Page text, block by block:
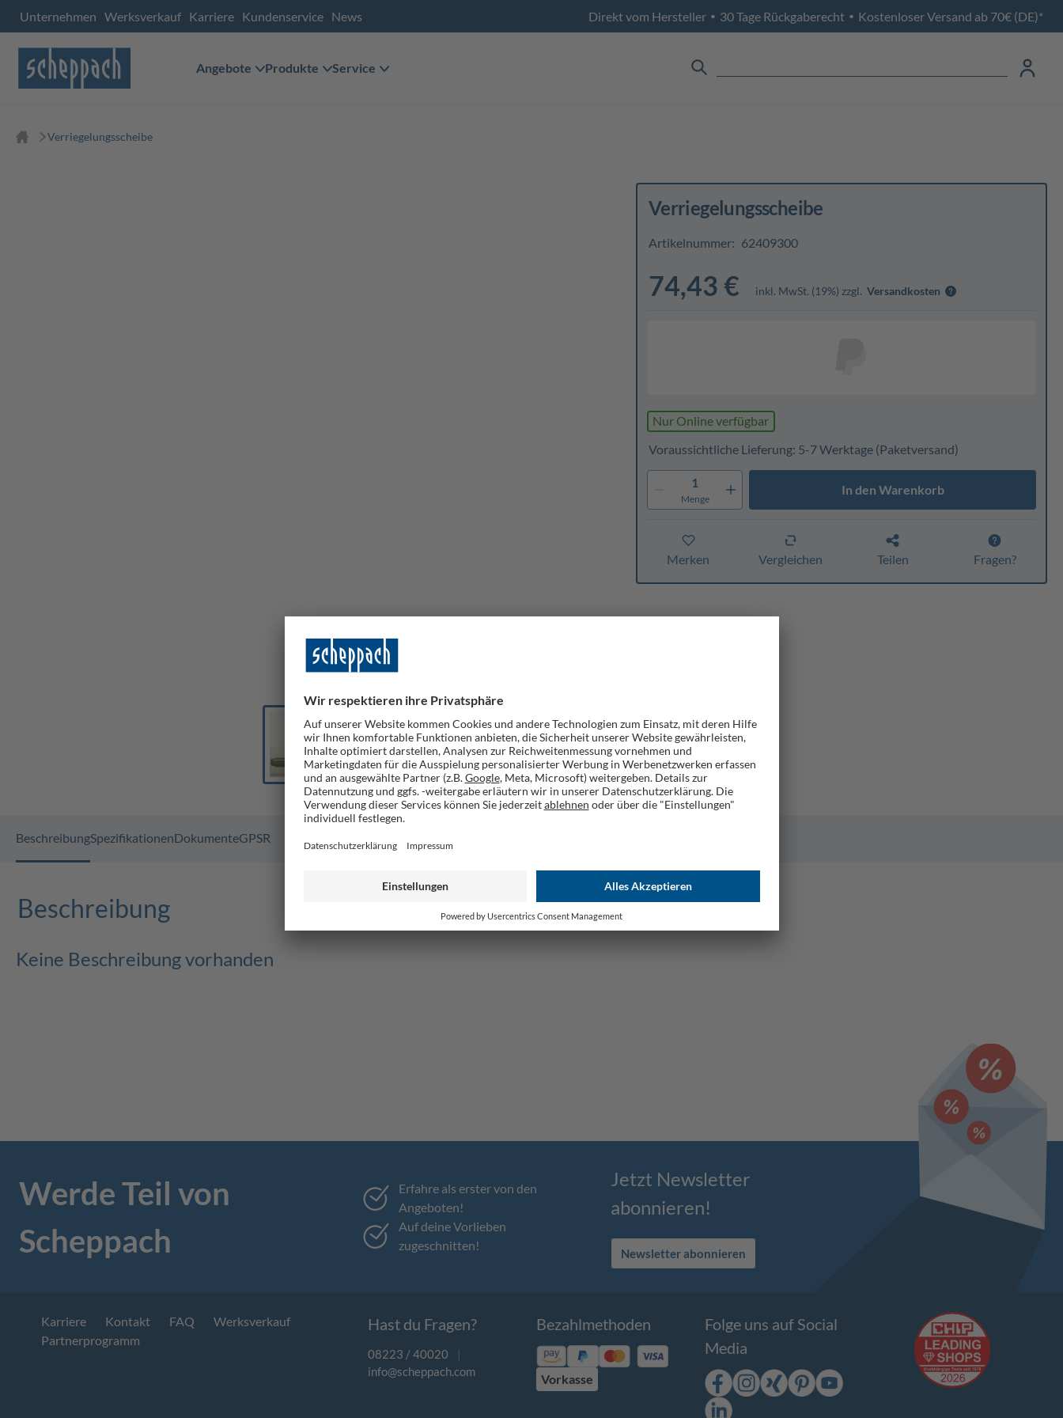
Unternehmen Werksverkauf Karriere Kundenservice News Direkt vom Hersteller • 30 Tage Rückgaberecht • Kostenloser Versand ab 70€ (DE)*
Angebote Produkte Service
Verriegelungsscheibe
Verriegelungsscheibe
Artikelnummer: 62409300
74,43 € inkl. MwSt. (19%) zzgl. Versandkosten
Nur Online verfügbar
Voraussichtliche Lieferung: 5-7 Werktage(Paketversand)
1
Menge
In den Warenkorb
Merken Vergleichen Teilen Fragen?
BeschreibungSpezifikationenDokumenteGPSR
Beschreibung
Keine Beschreibung vorhanden
Werde Teil von
Scheppach
Erfahre als erster von den
Angeboten!
Auf deine Vorlieben
zugeschnitten!
Jetzt Newsletter
abonnieren!
Newsletter abonnieren
Karriere Kontakt FAQ
Werksverkauf
Partnerprogramm
Hast du Fragen?
08223 / 40020
|
info@scheppach.com
Bezahlmethoden
Vorkasse
Folge uns auf Social
Media